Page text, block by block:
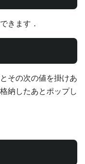
きます．
その次の値を掛けあ
納したあとポップし